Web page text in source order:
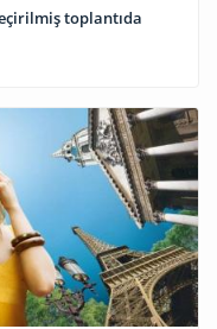
toplantıda